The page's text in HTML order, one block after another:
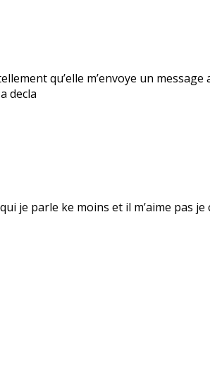
qu’elle m’envoye un
decla
je parle ke moins et il m’aime pas je